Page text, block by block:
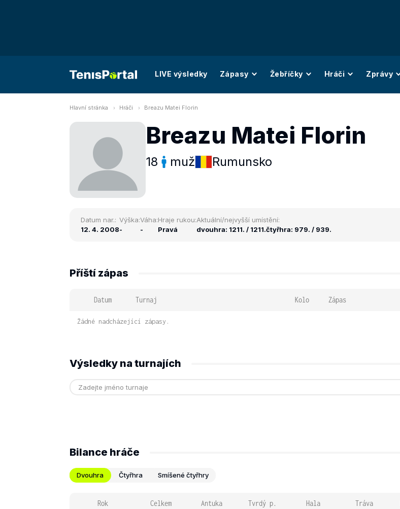
LIVE výsledky Zápasy Žebříčky Hráči Zprávy
Hlavní stránka Hráči Breazu Matei Florin
Breazu Matei Florin
18 muž Rumunsko
Datum nar.:
12. 4. 2008
Výška:
-
Váha:
-
Hraje rukou:
Pravá
Aktuální/nejvyšší umístění:
dvouhra: 1211. / 1211.čtyřhra: 979. / 939.
Příští zápas
Datum Turnaj Kolo Zápas
Žádné nadcházející zápasy.
Výsledky na turnajích
Bilance hráče
Dvouhra Čtyřhra Smíšené čtyřhry
Rok Celkem Antuka Tvrdý p. Hala Tráva